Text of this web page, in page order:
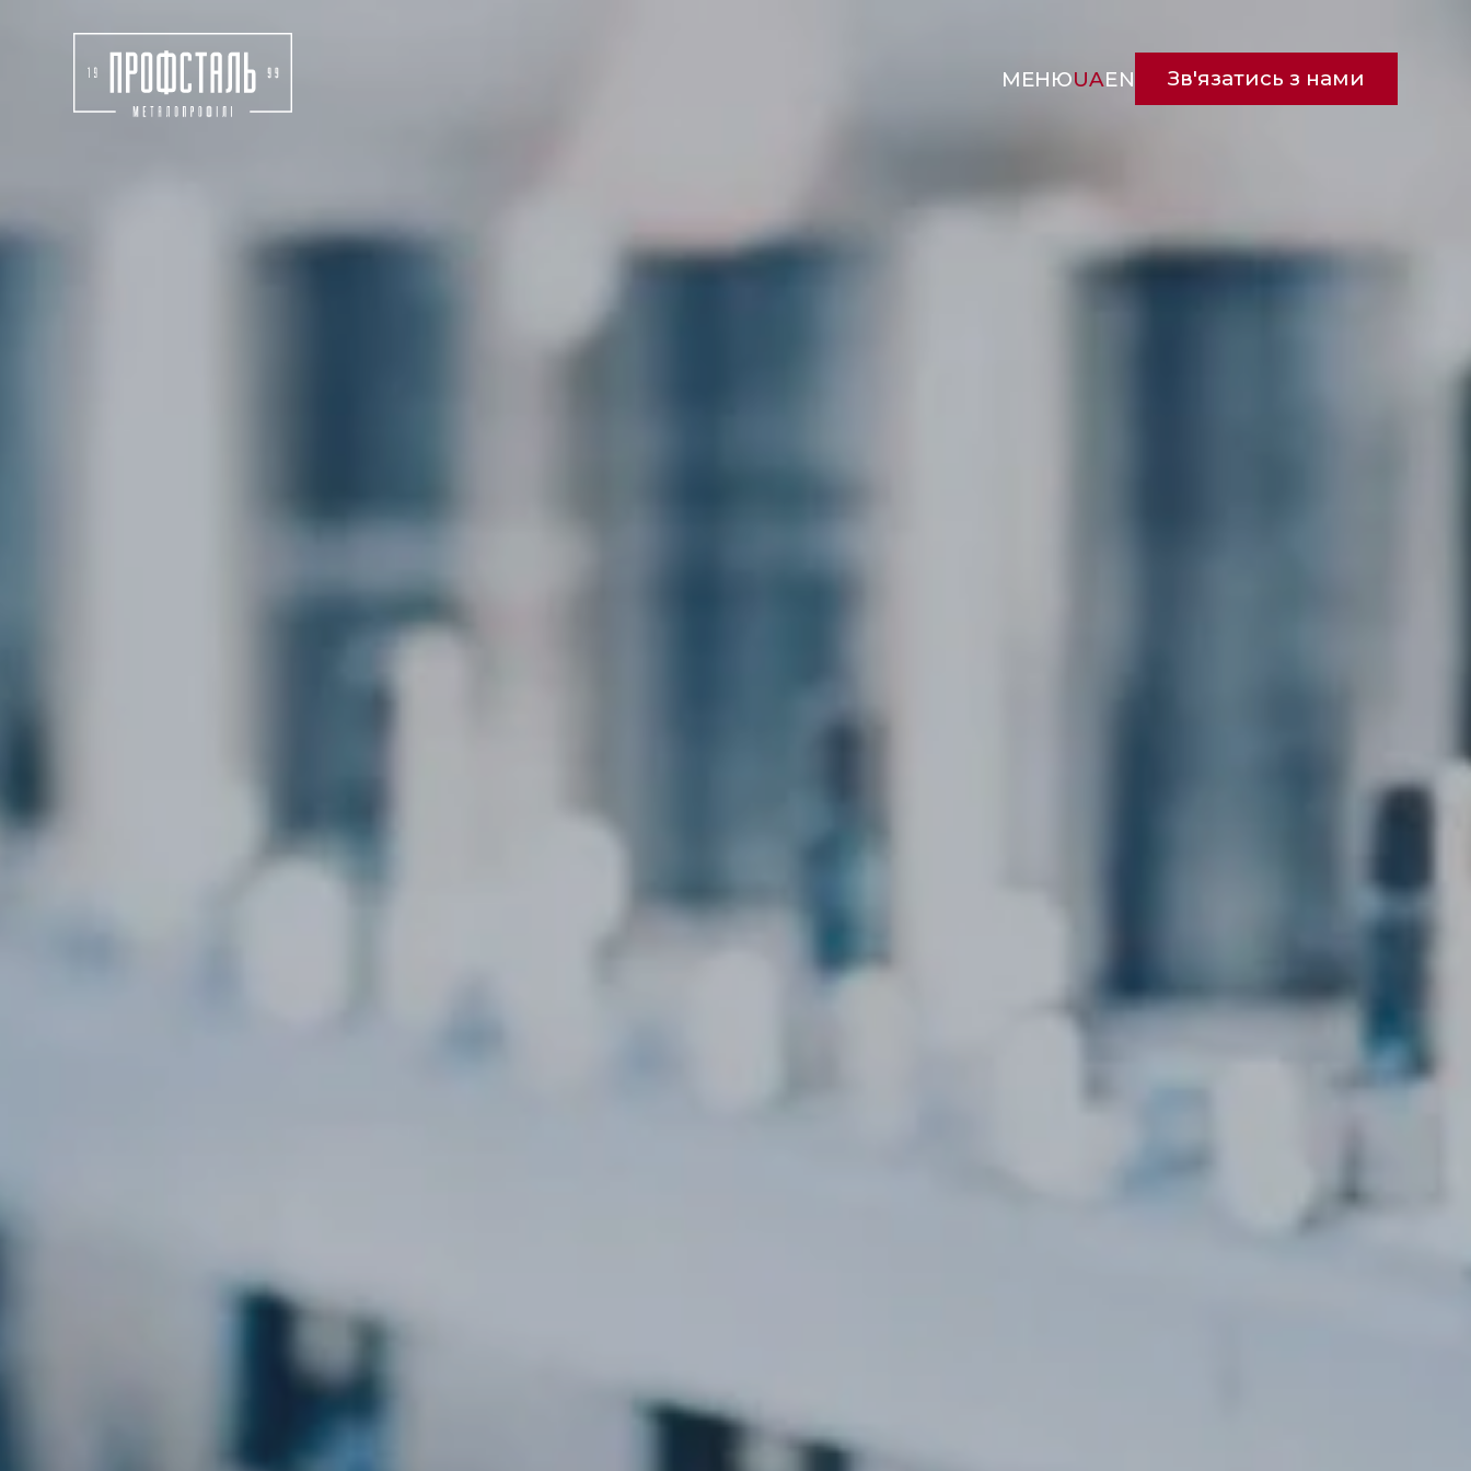
МЕНЮUAEN Зв'язатись з нами